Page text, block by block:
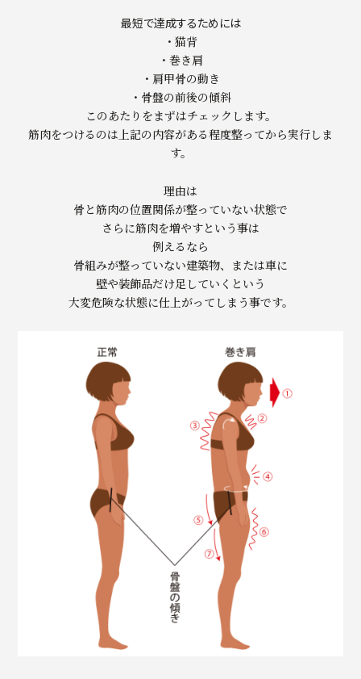
最短で達成するためには
・猫背
・巻き肩
・肩甲骨の動き
・骨盤の前後の傾斜
このあたりをまずはチェックします。
筋肉をつけるのは上記の内容がある程度整ってから実行しま
す。
理由は
骨と筋肉の位置関係が整っていない状態で
さらに筋肉を増やすという事は
例えるなら
骨組みが整っていない建築物、または車に
壁や装飾品だけ足していくという
大変危険な状態に仕上がってしまう事です。